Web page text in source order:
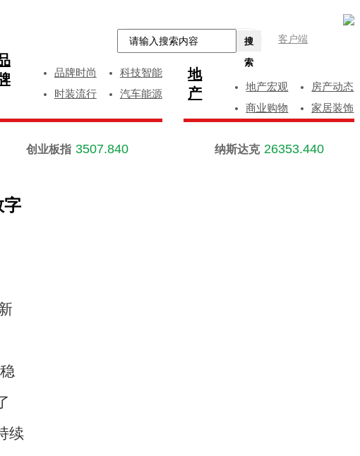
客户端
搜
索
品牌时尚
科技智能
时装流行
汽车能源
地
产
地产宏观
房产动态
商业购物
家居装饰
创业板指 3507.840 纳斯达克 26353.440
字
续